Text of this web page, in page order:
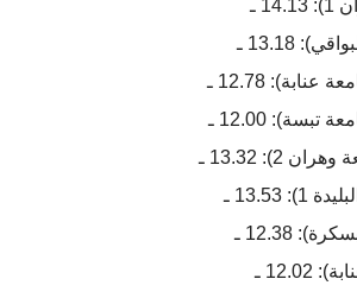
ـ
13.18 ـ
12.78 ـ
12.00 ـ
2): 13.32 ـ
13.53 ـ
12.38 ـ
ـ